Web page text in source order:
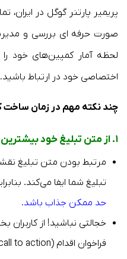
پریمیر پارتنر گوگل در
صورت حرفه ای بررسی و
لحظه آمار کمپین‌های خود
اختصاصی خود در ارتباط باشید.
چند نکته مهم در زمان ساخت
۱. از متن تبلیغ خود بیشترین بهره را ببرید
مرتبط بودن متن تبلیغ
تبلیغ شما ایفا می‌کند.
حد ممکن جذاب باشد.
خجالتی نباشید! از کاربران
فراخوان اقدام (call to action) را دست کم نگیرید.